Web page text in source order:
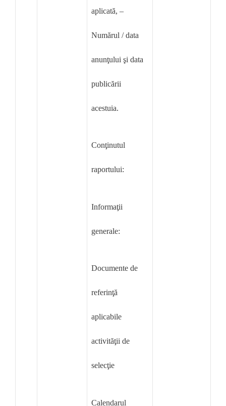
aplicată, –
Numărul / data
anunţului şi data
publicării
acestuia.
Conţinutul
raportului:
Informaţii
generale:
Documente de
referinţă
aplicabile
activităţii de
selecţie
Calendarul